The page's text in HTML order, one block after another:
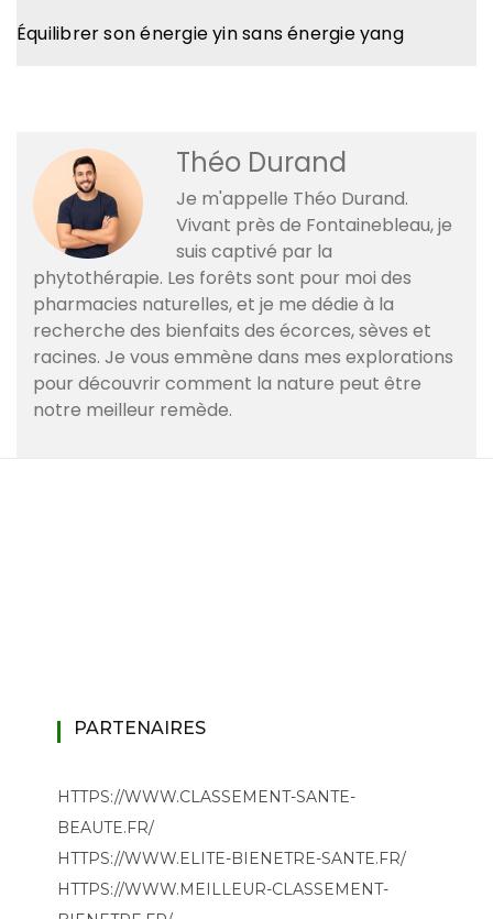
Équilibrer son énergie yin sans énergie yang
Théo Durand
Je m'appelle Théo Durand.
Vivant près de Fontainebleau, je
suis captivé par la
phytothérapie. Les forêts sont pour moi des
pharmacies naturelles, et je me dédie à la
recherche des bienfaits des écorces, sèves et
racines. Je vous emmène dans mes explorations
pour découvrir comment la nature peut être
notre meilleur remède.
PARTENAIRES
HTTPS://WWW.CLASSEMENT-SANTE-
BEAUTE.FR/
HTTPS://WWW.ELITE-BIENETRE-SANTE.FR/
HTTPS://WWW.MEILLEUR-CLASSEMENT-